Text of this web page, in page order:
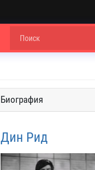
Биография
Дин Рид